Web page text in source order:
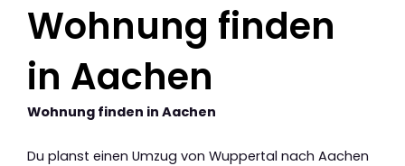
Wohnung finden
in Aachen
Wohnung finden in Aachen
Du planst einen Umzug von Wuppertal nach Aachen